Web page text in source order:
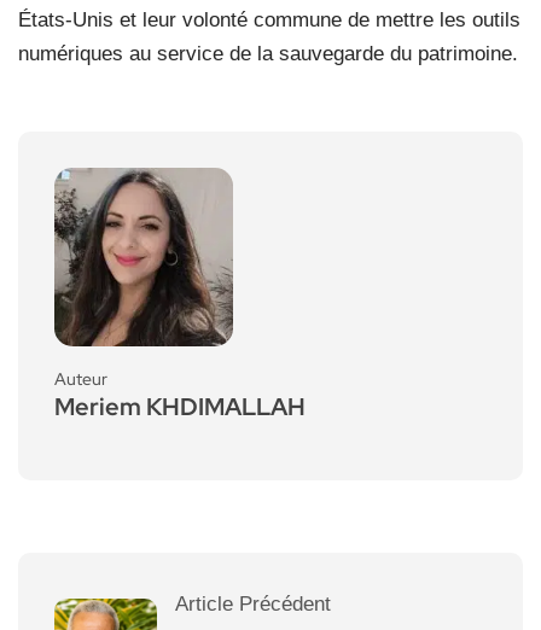
États-Unis et leur volonté commune de mettre les outils
numériques au service de la sauvegarde du patrimoine.
Auteur
Meriem KHDIMALLAH
Article Précédent